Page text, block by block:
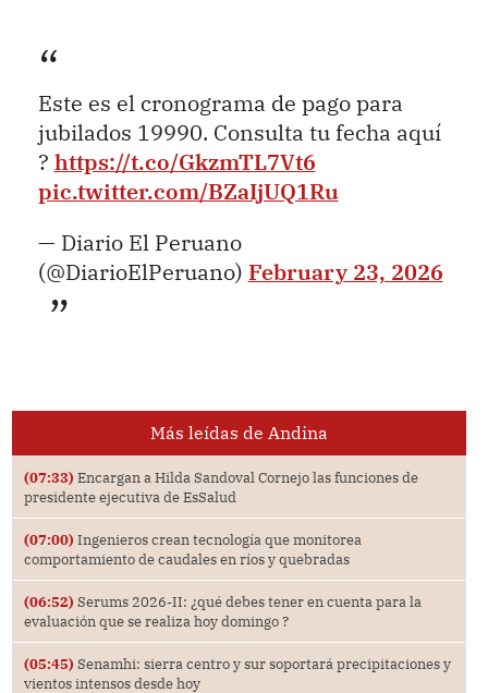
Este es el cronograma de pago para
jubilados 19990. Consulta tu fecha aquí
? https://t.co/GkzmTL7Vt6
pic.twitter.com/BZaIjUQ1Ru
— Diario El Peruano
(@DiarioElPeruano) February 23, 2026
Más leídas de Andina
(07:33) Encargan a Hilda Sandoval Cornejo las funciones de
presidente ejecutiva de EsSalud
(07:00) Ingenieros crean tecnología que monitorea
comportamiento de caudales en ríos y quebradas
(06:52) Serums 2026-II: ¿qué debes tener en cuenta para la
evaluación que se realiza hoy domingo ?
(05:45) Senamhi: sierra centro y sur soportará precipitaciones y
vientos intensos desde hoy